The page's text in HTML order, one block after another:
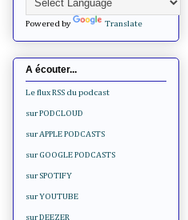
Powered by Translate
A écouter...
Le flux RSS du podcast
sur PODCLOUD
sur APPLE PODCASTS
sur GOOGLE PODCASTS
sur SPOTIFY
sur YOUTUBE
sur DEEZER